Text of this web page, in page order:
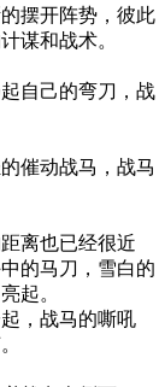
摆开阵势，彼此
谋和战术。
自己的弯刀，战
催动战马，战马
离也已经很近
的马刀，雪白的
起。
，战马的嘶吼